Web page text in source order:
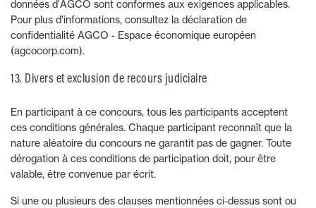
données d'AGCO sont conformes aux exigences applicables.
Pour plus d'informations, consultez la déclaration de
confidentialité AGCO - Espace économique européen
(agcocorp.com).
13. Divers et exclusion de recours judiciaire
En participant à ce concours, tous les participants acceptent
ces conditions générales. Chaque participant reconnaît que la
nature aléatoire du concours ne garantit pas de gagner. Toute
dérogation à ces conditions de participation doit, pour être
valable, être convenue par écrit.
Si une ou plusieurs des clauses mentionnées ci-dessus sont ou